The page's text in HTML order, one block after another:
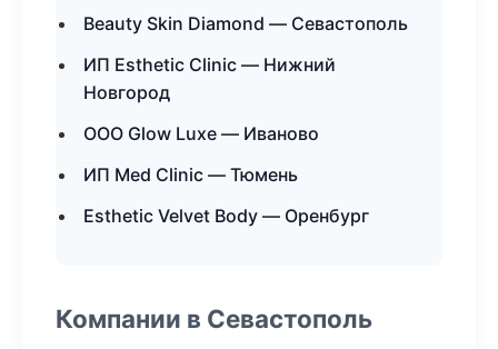
Beauty Skin Diamond — Севастополь
ИП Esthetic Clinic — Нижний
Новгород
ООО Glow Luxe — Иваново
ИП Med Clinic — Тюмень
Esthetic Velvet Body — Оренбург
Компании в Севастополь